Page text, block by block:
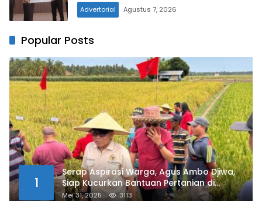
Advertorial Agustus 7, 2026
Popular Posts
1
Serap Aspirasi Warga, Agus Ambo Djiwa,
Siap Kucurkan Bantuan Pertanian di
Kalukku
Mei 31, 2025 3113